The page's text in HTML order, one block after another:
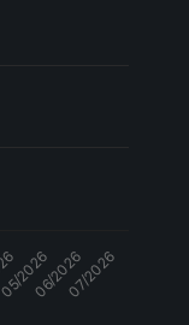
2026
06/202607/2026